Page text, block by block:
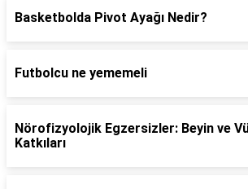
Basketbolda Pivot Ayağı Nedir?
Futbolcu ne yememeli
Nörofizyolojik Egzersizler: Beyin ve
Katkıları